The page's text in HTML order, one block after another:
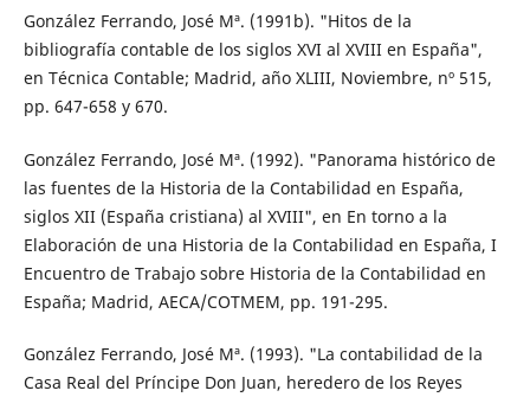
González Ferrando, José Mª. (1991b). "Hitos de la
bibliografía contable de los siglos XVI al XVIII en España",
en Técnica Contable; Madrid, año XLIII, Noviembre, nº 515,
pp. 647-658 y 670.
González Ferrando, José Mª. (1992). "Panorama histórico de
las fuentes de la Historia de la Contabilidad en España,
siglos XII (España cristiana) al XVIII", en En torno a la
Elaboración de una Historia de la Contabilidad en España, I
Encuentro de Trabajo sobre Historia de la Contabilidad en
España; Madrid, AECA/COTMEM, pp. 191-295.
González Ferrando, José Mª. (1993). "La contabilidad de la
Casa Real del Príncipe Don Juan, heredero de los Reyes